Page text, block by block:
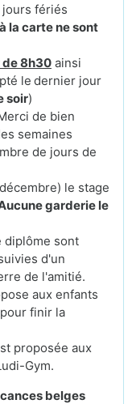
fériés
la carte ne sont
8h30 ainsi
le dernier jour
soir)
de bien
semaines
de jours de
le stage
garderie le
diplôme sont
d'un
de l'amitié.
aux enfants
finir la
proposée aux
Gym.
belges